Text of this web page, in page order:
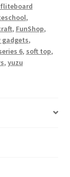
fliteboard
,
, FunShop,
gadgets,
6, soft top,
, yuzu